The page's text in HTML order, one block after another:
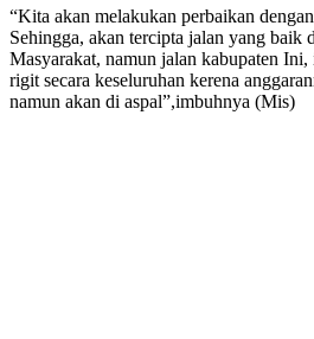
“Kita akan melakukan perbaikan
Sehingga, akan tercipta jalan yang baik
Masyarakat, namun jalan kabupaten
rigit secara keseluruhan kerena
namun akan di aspal”,imbuhnya (Mis)